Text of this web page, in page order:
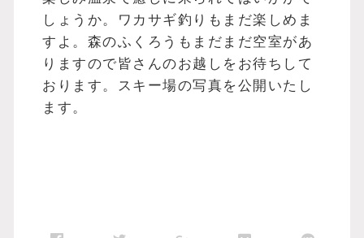
しょうか。ワカサギ釣りもまだ楽しめま
すよ。森のふくろうもまだまだ空室があ
りますので皆さんのお越しをお待ちして
おります。スキー場の写真を公開いたし
ます。